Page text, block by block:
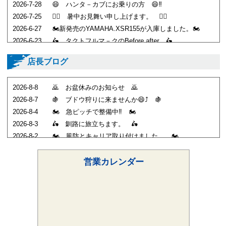
2026-7-28
😄 ハンタ－カブにお乗りの方 😄‼️
2026-7-25
🙇‍♂️ 暑中お見舞い申し上げます。 🙇‍♂️
2026-6-27
🏍️新発売のYAMAHA.XSR155が入庫しました。🏍️
2026-6-23
🛵 タクトフルマ－クのBefore after 🛵
2026-6-9
2026-6-6
🏍️ ロ－ダウンされたGB350が入庫しました。 🏍️
2026-5-19
🐒 人気のモンキ－125入庫しました。 🐒
2026-5-17
🏍️ KawasaKi.Z900RSｶﾌｪ入庫しました。🏍️
2026-5-16
🛵 走行134kmの２サイクルタクト 🛵
店長ブログ
2026-8-8
🙇‍ お盆休みのお知らせ 🙇‍
2026-8-7
🍇 ブドウ狩りに来ませんか😄⤴️ 🍇
2026-8-4
🏍️ 急ピッチで整備中‼️ 🏍️
2026-8-3
🛵 釧路に旅立ちます。 🛵
2026-8-2
🏍️ 風防とキャリア取り付けました。 🏍️
2026-8-1
🏍️ 同時進行してますよ 🏍️
🍇 目指せ１８度‼️ 🍇
営業カレンダー